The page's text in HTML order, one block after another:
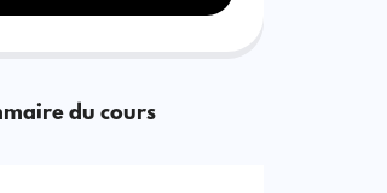
du cours